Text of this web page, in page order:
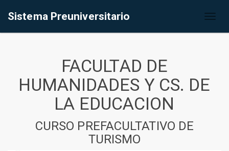
Sistema Preuniversitario
FACULTAD DE
HUMANIDADES Y CS. DE
LA EDUCACION
CURSO PREFACULTATIVO DE
TURISMO